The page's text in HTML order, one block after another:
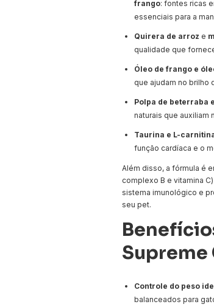
frango: fontes ricas
essenciais para a
Quirera de arroz e
qualidade que
Óleo de frango e
que ajudam no brilho
Polpa de beterraba
naturais que auxiliam
Taurina e L-
função cardíaca e o
Além disso, a fórmula é
complexo B e vitamina
sistema imunológico e
seu pet.
Supreme
Controle do peso
balanceados para